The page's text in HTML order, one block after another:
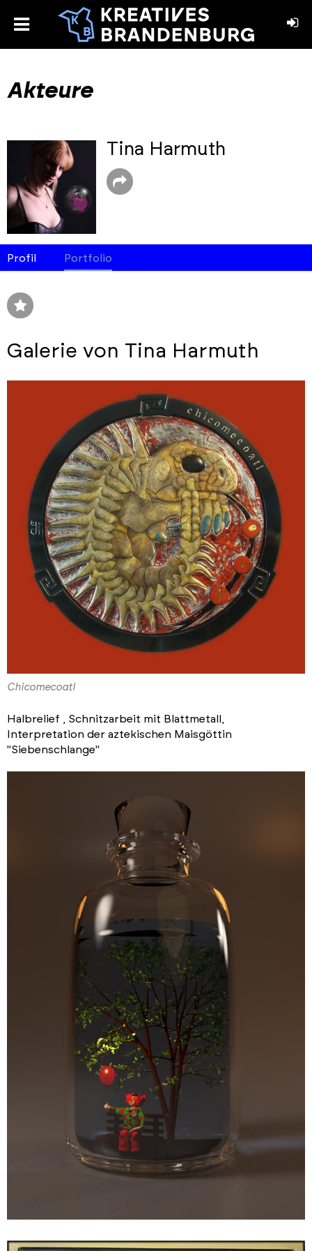
toggle
Akteure
Tina Harmuth
Profil Portfolio
Galerie von Tina Harmuth
Chicomecoatl
Halbrelief , Schnitzarbeit mit Blattmetall,
Interpretation der aztekischen Maisgöttin
"Siebenschlange"